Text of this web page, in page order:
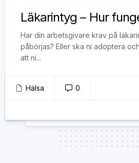
Läkarintyg – Hur
Har din arbetsgivare krav på
påbörjas? Eller ska ni adoptera
att ni...
Hälsa 0